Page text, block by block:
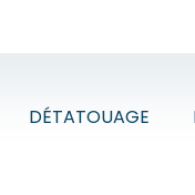
DÉTATOUAGE